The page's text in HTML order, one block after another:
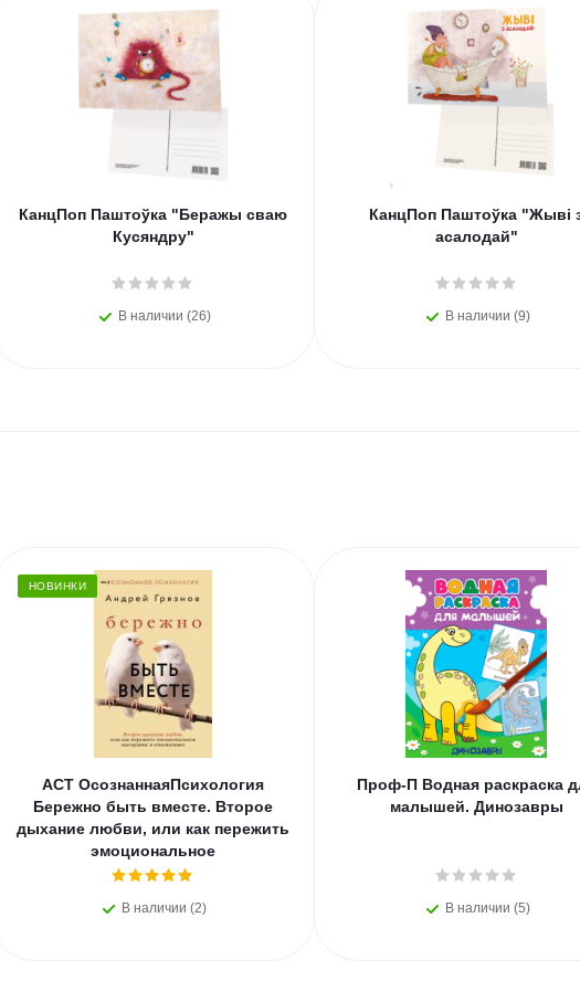
КанцПоп Паштоўка "Беражы сваю
Кусяндру"
В наличии (26)
КанцПоп Паштоўка "Жыві
асалодай"
В наличии (9)
НОВИНКИ
АСТ ОсознаннаяПсихология
Бережно быть вместе. Второе
дыхание любви, или как пережить
эмоциональное
В наличии (2)
Проф-П Водная раскраска
малышей. Динозавры
В наличии (5)